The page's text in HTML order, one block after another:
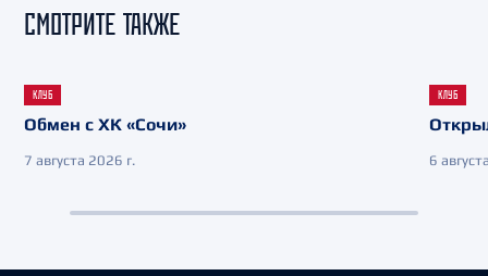
СМОТРИТЕ ТАКЖЕ
КЛУБ
Обмен с ХК «Сочи»
7 августа 2026 г.
КЛУБ
6